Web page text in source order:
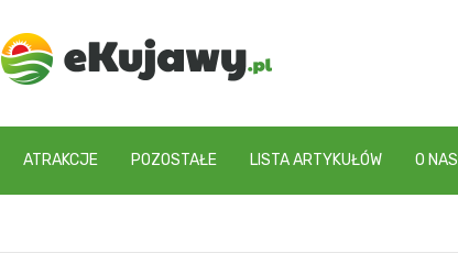
ekujawy.pl
ATRAKCJE POZOSTAŁE LISTA ARTYKUŁÓW O NAS